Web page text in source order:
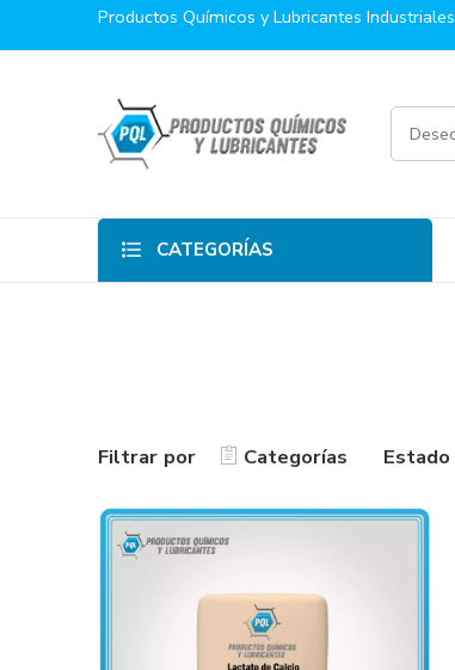
Productos Químicos y Lubricantes Industriales
CATEGORÍAS
Filtrar por Categorías Estado